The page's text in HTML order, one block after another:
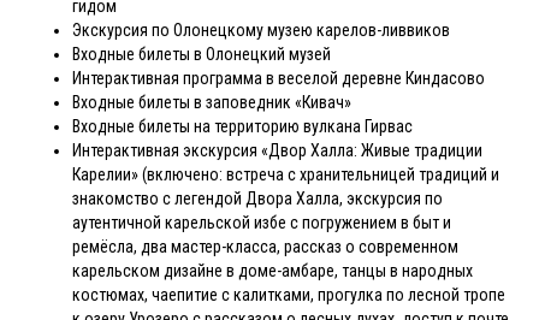
гидом
Экскурсия по Олонецкому музею карелов-ливвиков
Входные билеты в Олонецкий музей
Интерактивная программа в веселой деревне Киндасово
Входные билеты в заповедник «Кивач»
Входные билеты на территорию вулкана Гирвас
Интерактивная экскурсия «Двор Халла: Живые традиции
Карелии» (включено: встреча с хранительницей традиций и
знакомство с легендой Двора Халла, экскурсия по
аутентичной карельской избе с погружением в быт и
ремёсла, два мастер-класса, рассказ о современном
карельском дизайне в доме-амбаре, танцы в народных
костюмах, чаепитие с калитками, прогулка по лесной тропе